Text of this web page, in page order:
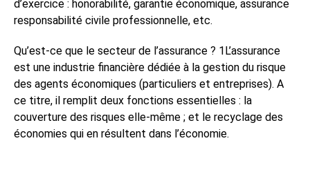
d’exercice : honorabilité, garantie économique, assurance
responsabilité civile professionnelle, etc.
Qu’est-ce que le secteur de l’assurance ? 1L’assurance
est une industrie financière dédiée à la gestion du risque
des agents économiques (particuliers et entreprises). A
ce titre, il remplit deux fonctions essentielles : la
couverture des risques elle-même ; et le recyclage des
économies qui en résultent dans l’économie.